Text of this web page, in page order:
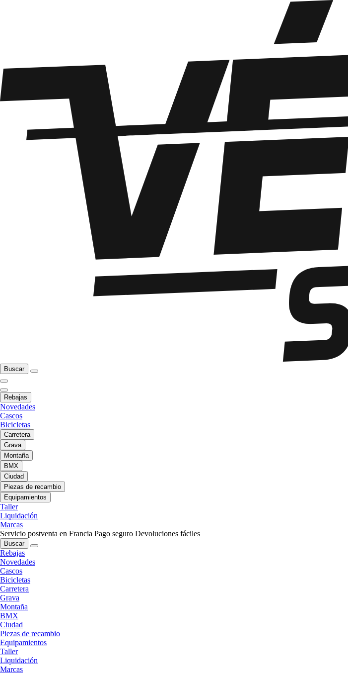
Buscar
Rebajas
Novedades
Cascos
Bicicletas
Carretera
Grava
Montaña
BMX
Ciudad
Piezas de recambio
Equipamientos
Taller
Liquidación
Marcas
Servicio postventa en Francia Pago seguro Devoluciones fáciles
Buscar
Rebajas
Novedades
Cascos
Bicicletas
Carretera
Grava
Montaña
BMX
Ciudad
Piezas de recambio
Equipamientos
Taller
Liquidación
Marcas